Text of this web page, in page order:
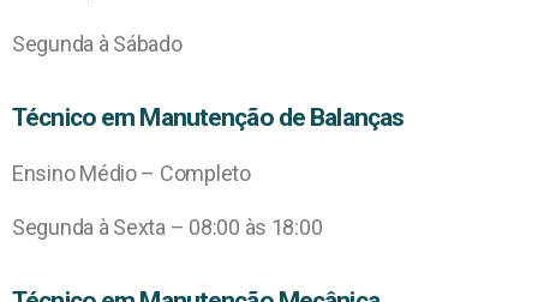
Segunda à Sábado
Técnico em Manutenção de Balanças
Ensino Médio – Completo
Segunda à Sexta – 08:00 às 18:00